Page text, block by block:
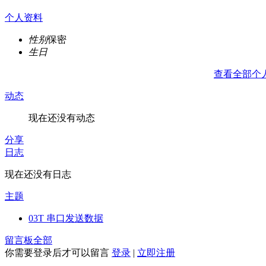
个人资料
性别保密
生日
查看全部个
动态
现在还没有动态
分享
日志
现在还没有日志
主题
03T 串口发送数据
留言板全部
你需要登录后才可以留言 登录 | 立即注册